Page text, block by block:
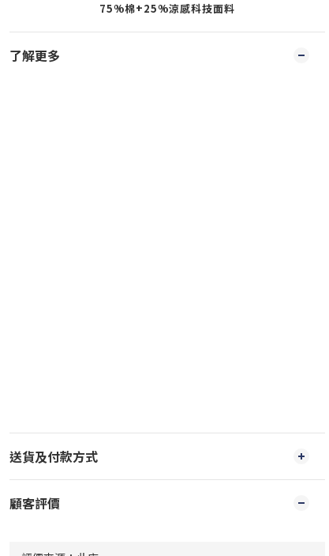
75%棉+25%涼感科技面料
了解更多
送貨及付款方式
顧客評價